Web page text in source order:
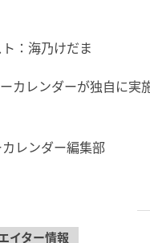
：海乃けだま
カレンダーが独自に実
レンダー編集部
イター情報